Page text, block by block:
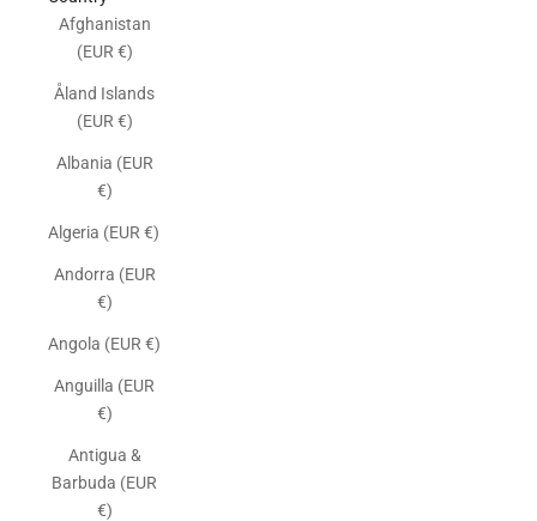
Afghanistan
(EUR €)
Åland Islands
(EUR €)
Albania (EUR
€)
Algeria (EUR €)
Andorra (EUR
€)
Angola (EUR €)
Anguilla (EUR
€)
Antigua &
Barbuda (EUR
€)